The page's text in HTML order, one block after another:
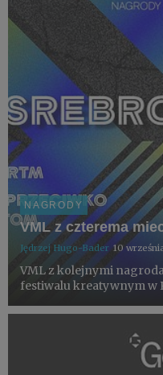
NAGRODY
VML z czterema
Jędrzej Hugo-Bader 10
VML z kolejnymi
festiwalu kreatywnym w